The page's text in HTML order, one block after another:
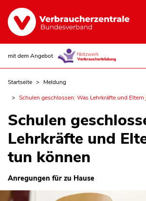
mit dem Angebot
Startseite
Meldung
Schulen geschlossen: Was Lehrkräfte und
Schulen
Lehrkräfte und
tun können
Anregungen für zu Hause